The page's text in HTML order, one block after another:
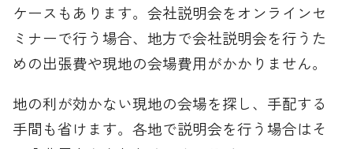
ケースもあります。会社説明会をオンラインセ
ミナーで行う場合、地方で会社説明会を行うた
めの出張費や現地の会場費用がかかりません。
地の利が効かない現地の会場を探し、手配する
手間も省けます。各地で説明会を行う場合はそ